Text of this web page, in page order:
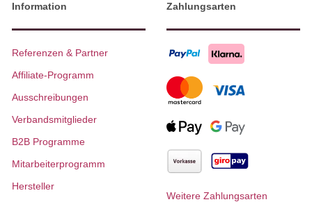
Information
Referenzen & Partner
Affiliate-Programm
Ausschreibungen
Verbandsmitglieder
B2B Programme
Mitarbeiterprogramm
Hersteller
Zahlungsarten
Weitere Zahlungsarten